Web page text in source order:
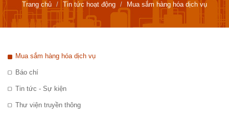
Trang chủ Tin tức hoạt động Mua sắm hàng hóa dịch vụ
Mua sắm hàng hóa dịch vụ
Báo chí
Tin tức - Sự kiện
Thư viện truyền thông